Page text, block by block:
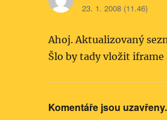
23. 1. 2008 (11.46)
Ahoj. Aktualizovaný
Šlo by tady vložit iframe
Komentáře jsou uzavřeny.